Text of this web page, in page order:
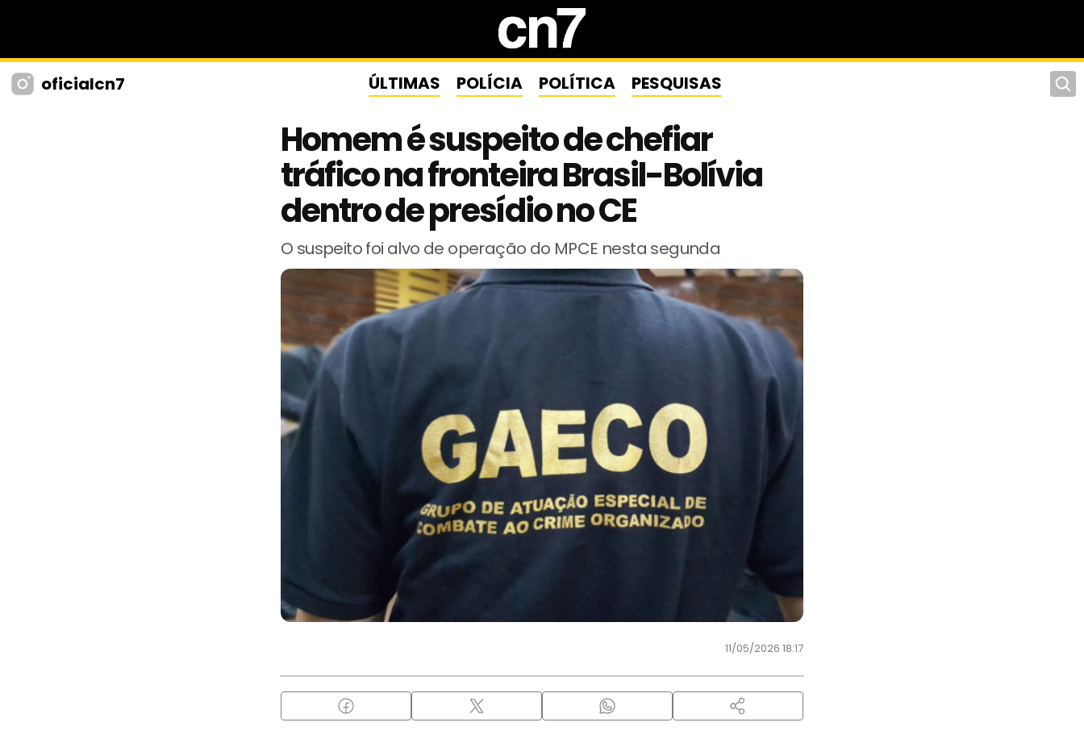
oficialcn7 ÚLTIMAS POLÍCIA POLÍTICA PESQUISAS
Homem é suspeito de chefiar
tráfico na fronteira Brasil-Bolívia
dentro de presídio no CE
O suspeito foi alvo de operação do MPCE nesta segunda
11/05/2026 18:17